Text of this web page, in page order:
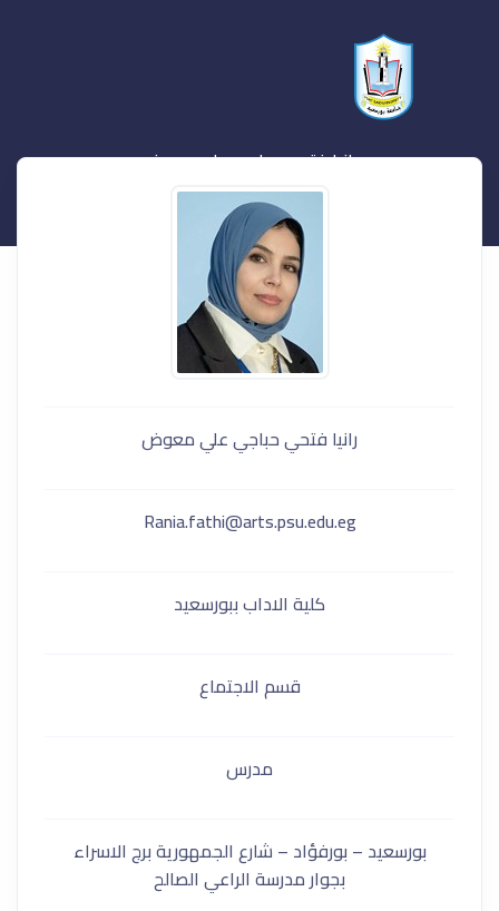
رانيا فتحي حباجي علي معوض
رانيا فتحي حباجي علي معوض
Rania.fathi@arts.psu.edu.eg
كلية الاداب ببورسعيد
قسم الاجتماع
مدرس
بورسعيد – بورفؤاد – شارع الجمهورية برج الاسراء
بجوار مدرسة الراعي الصالح